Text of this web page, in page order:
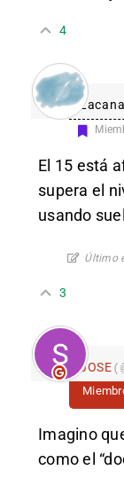
4
El 15 está
supera el
usando
Último
3
JOSE
Imagino
como el